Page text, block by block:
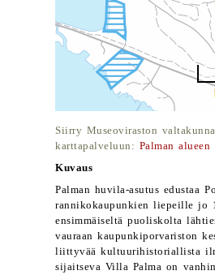
Siirry Museoviraston
karttapalveluun: Palman
Kuvaus
Palman huvila-asutus edustaa
rannikokaupunkien liepeille jo
ensimmäiseltä puoliskolta
vauraan kaupunkiporvariston
liittyvää kultuurihistoriallista
sijaitseva Villa Palma on